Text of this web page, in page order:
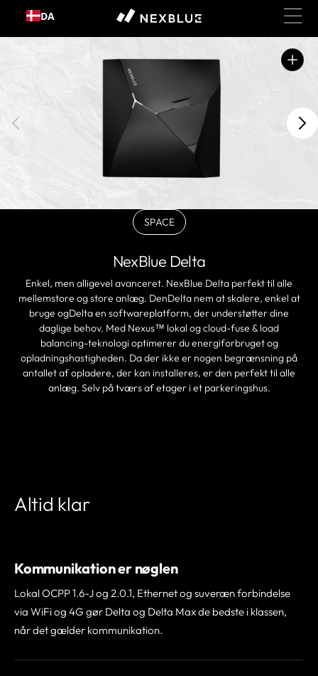
Gå til
indhold
DA
Åbn
fremhævede
SPACEBLACKVariant
eller
ikke
tilgængelig
NexBlue Delta
Enkel, men alligevel avanceret. NexBlue Delta perfekt til alle
mellemstore og store anlæg. DenDelta nem at skalere, enkel at
bruge ogDelta en softwareplatform, der understøtter dine
daglige behov. Med Nexus™ lokal og cloud-fuse & load
balancing-teknologi optimerer du energiforbruget og
opladningshastigheden. Da der ikke er nogen begrænsning på
antallet af opladere, der kan installeres, er den perfekt til alle
anlæg. Selv på tværs af etager i et parkeringshus.
Altid klar
Kommunikation er nøglen
Lokal OCPP 1.6-J og 2.0.1, Ethernet og suveræn forbindelse
via WiFi og 4G gør Delta og Delta Max de bedste i klassen,
når det gælder kommunikation.